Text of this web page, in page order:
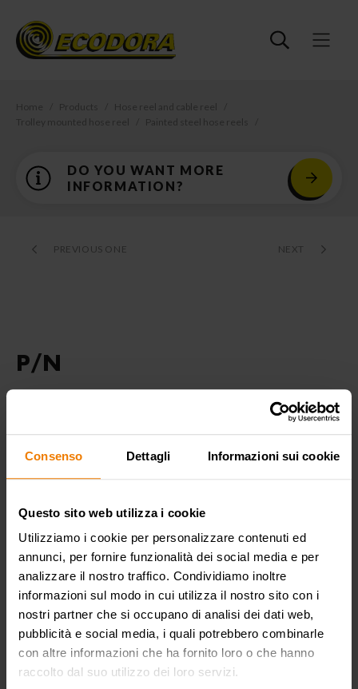
Consenso Dettagli Informazioni sui cookie
Questo sito web utilizza i cookie
Utilizziamo i cookie per personalizzare contenuti ed
annunci, per fornire funzionalità dei social media e per
analizzare il nostro traffico. Condividiamo inoltre
informazioni sul modo in cui utilizza il nostro sito con i
nostri partner che si occupano di analisi dei dati web,
pubblicità e social media, i quali potrebbero combinarle
con altre informazioni che ha fornito loro o che hanno
raccolto dal suo utilizzo dei loro servizi.
Home Products
Hose reel and cable reel
Trolley mounted hose reel
Painted steel hose reels
DO YOU WANT MORE
INFORMATION?
PREVIOUS ONE NEXT
P/N
Product sheet
File PDF - 200 KB
SECTORS OF USE